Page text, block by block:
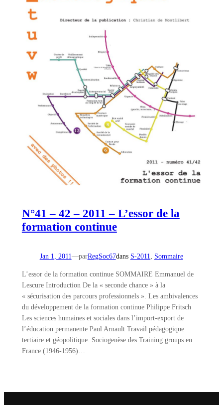
N°41 – 42 – 2011 – L’essor de la
formation continue
Jan 1, 2011—parRegSoc67dans S-2011 Sommaire
L’essor de la formation continue SOMMAIRE Emmanuel de
Lescure Introduction De la « seconde chance » à la
« sécurisation des parcours professionnels ». Les ambivalences
du développement de la formation continue Philippe Fritsch
Les sciences humaines et sociales dans l’import-export de
l’éducation permanente Paul Arnault Travail pédagogique
tertiaire et géopolitique. Sociogenèse des Training groups en
France (1946-1956)…